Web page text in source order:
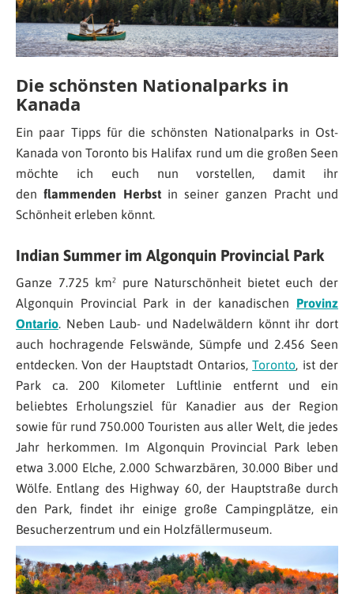
Die schönsten Nationalparks in
Kanada
Ein paar Tipps für die schönsten Nationalparks in Ost-
Kanada von Toronto bis Halifax rund um die großen Seen
möchte ich euch nun vorstellen, damit ihr
denflammenden Herbstin seiner ganzen Pracht und
Schönheit erleben könnt.
Indian Summer im Algonquin Provincial Park
Ganze 7.725 km² pure Naturschönheit bietet euch der
Algonquin Provincial Park in der kanadischen Provinz
Ontario. Neben Laub- und Nadelwäldern könnt ihr dort
auch hochragende Felswände, Sümpfe und 2.456 Seen
entdecken. Von der Hauptstadt Ontarios,Toronto, ist der
Park ca. 200 Kilometer Luftlinie entfernt und ein
beliebtes Erholungsziel für Kanadier aus der Region
sowie für rund 750.000 Touristen aus aller Welt, die jedes
Jahr herkommen. Im Algonquin Provincial Park leben
etwa 3.000 Elche, 2.000 Schwarzbären, 30.000 Biber und
Wölfe. Entlang des Highway 60, der Hauptstraße durch
den Park, findet ihr einige große Campingplätze, ein
Besucherzentrum und ein Holzfällermuseum.